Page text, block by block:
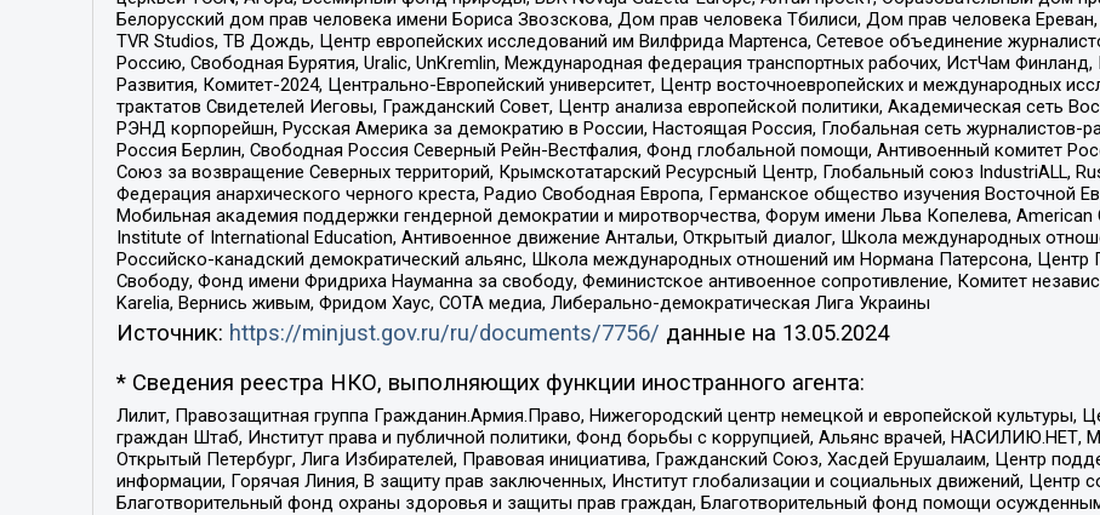
Белорусский дом прав человека имени Бориса Звозскова, Дом прав человека Тбилиси, Дом прав человека
TVR Studios, ТВ Дождь, Центр европейских исследований им Вилфрида Мартенса, Сетевое объединение
Россию, Свободная Бурятия, Uralic, UnKremlin, Международная федерация транспортных рабочих, ИстЧам
Развития, Комитет-2024, Центрально-Европейский университет, Центр восточноевропейских и международных
трактатов Свидетелей Иеговы, Гражданский Совет, Центр анализа европейской политики, Академическая сеть
РЭНД корпорейшн, Русская Америка за демократию в России, Настоящая Россия, Глобальная сеть журналистов-
Россия Берлин, Свободная Россия Северный Рейн-Вестфалия, Фонд глобальной помощи, Антивоенный комитет
Союз за возвращение Северных территорий, Крымскотатарский Ресурсный Центр, Глобальный союз IndustriALL,
Федерация анархического черного креста, Радио Свободная Европа, Германское общество изучения Восточной
Мобильная академия поддержки гендерной демократии и миротворчества, Форум имени Льва Копелева, American
Institute of International Education, Антивоенное движение Антальи, Открытый диалог, Школа международных
Российско-канадский демократический альянс, Школа международных отношений им Нормана Патерсона,
Свободу, Фонд имени Фридриха Науманна за свободу, Феминистское антивоенное сопротивление, Комитет
Karelia, Вернись живым, Фридом Хаус, СОТА медиа, Либерально-демократическая Лига Украины
Источник: https://minjust.gov.ru/ru/documents/7756/ данные на 13.05.2024
* Сведения реестра НКО, выполняющих функции иностранного агента:
Лилит, Правозащитная группа Гражданин.Армия.Право, Нижегородский центр немецкой и европейской культуры,
граждан Штаб, Институт права и публичной политики, Фонд борьбы с коррупцией, Альянс врачей, НАСИЛИЮ.НЕТ,
Открытый Петербург, Лига Избирателей, Правовая инициатива, Гражданский Союз, Хасдей Ерушалаим, Центр
информации, Горячая Линия, В защиту прав заключенных, Институт глобализации и социальных движений, Центр
Благотворительный фонд охраны здоровья и защиты прав граждан, Благотворительный фонд помощи